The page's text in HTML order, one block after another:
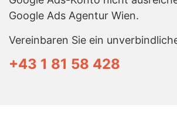
Google Ads Agentur Wien.
Vereinbaren Sie ein
+43 1 81 58 428